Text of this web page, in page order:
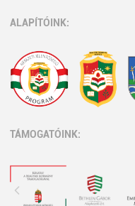
ALAPÍTÓINK:
TÁMOGATÓINK: